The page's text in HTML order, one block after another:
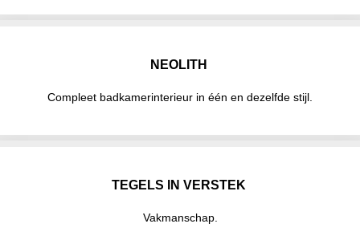
NEOLITH
Compleet badkamerinterieur in één en dezelfde stijl.
TEGELS IN VERSTEK
Vakmanschap.